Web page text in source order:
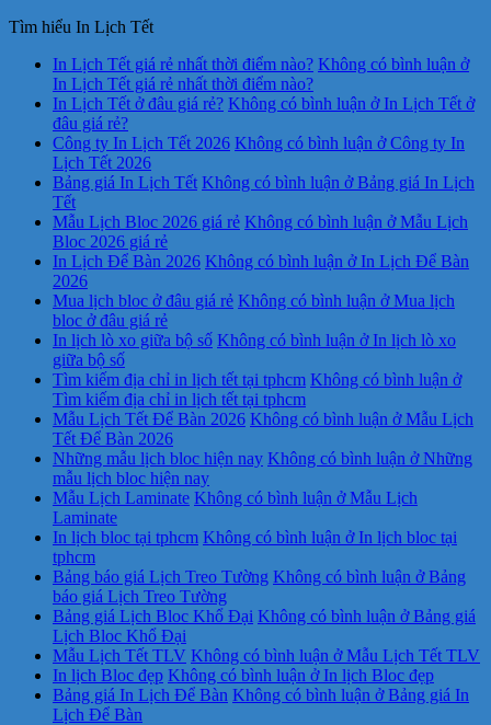
Tìm hiểu In Lịch Tết
In Lịch Tết giá rẻ nhất thời điểm nào? Không có bình luận ở
In Lịch Tết giá rẻ nhất thời điểm nào?
In Lịch Tết ở đâu giá rẻ? Không có bình luận ở In Lịch Tết ở
đâu giá rẻ?
Công ty In Lịch Tết 2026 Không có bình luận ở Công ty In
Lịch Tết 2026
Bảng giá In Lịch Tết Không có bình luận ở Bảng giá In Lịch
Tết
Mẫu Lịch Bloc 2026 giá rẻ Không có bình luận ở Mẫu Lịch
Bloc 2026 giá rẻ
In Lịch Để Bàn 2026 Không có bình luận ở In Lịch Để Bàn
2026
Mua lịch bloc ở đâu giá rẻ Không có bình luận ở Mua lịch
bloc ở đâu giá rẻ
In lịch lò xo giữa bộ số Không có bình luận ở In lịch lò xo
giữa bộ số
Tìm kiếm địa chỉ in lịch tết tại tphcm Không có bình luận ở
Tìm kiếm địa chỉ in lịch tết tại tphcm
Mẫu Lịch Tết Để Bàn 2026 Không có bình luận ở Mẫu Lịch
Tết Để Bàn 2026
Những mẫu lịch bloc hiện nay Không có bình luận ở Những
mẫu lịch bloc hiện nay
Mẫu Lịch Laminate Không có bình luận ở Mẫu Lịch
Laminate
In lịch bloc tại tphcm Không có bình luận ở In lịch bloc tại
tphcm
Bảng báo giá Lịch Treo Tường Không có bình luận ở Bảng
báo giá Lịch Treo Tường
Bảng giá Lịch Bloc Khổ Đại Không có bình luận ở Bảng giá
Lịch Bloc Khổ Đại
Mẫu Lịch Tết TLV Không có bình luận ở Mẫu Lịch Tết TLV
In lịch Bloc đẹp Không có bình luận ở In lịch Bloc đẹp
Bảng giá In Lịch Để Bàn Không có bình luận ở Bảng giá In
Lịch Để Bàn